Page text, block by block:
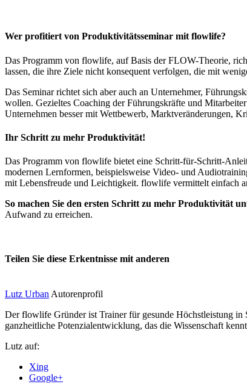
Wer profitiert von Produktivitätsseminar mit flowlife?
Das Programm von flowlife, auf Basis der FLOW-Theorie,
lassen, die ihre Ziele nicht konsequent verfolgen, die mit
Das Seminar richtet sich aber auch an Unternehmer,
wollen. Gezieltes Coaching der Führungskräfte und
Unternehmen besser mit Wettbewerb, Marktveränderungen,
Ihr Schritt zu mehr Produktivität!
Das Programm von flowlife bietet eine Schritt-für-Schritt-
modernen Lernformen, beispielsweise Video- und
mit Lebensfreude und Leichtigkeit. flowlife vermittelt einfach
So machen Sie den ersten Schritt zu mehr Produktivität
Aufwand zu erreichen.
Teilen Sie diese Erkentnisse mit anderen
Lutz Urban Autorenprofil
Der flowlife Gründer ist Trainer für gesunde Höchstleistung
ganzheitliche Potenzialentwicklung, das die Wissenschaft
Lutz auf:
Xing
Google+